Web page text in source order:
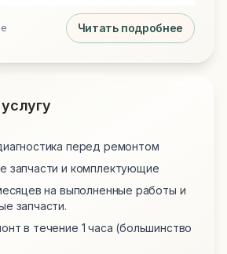
Читать подробнее
перед ремонтом
запчасти и комплектующие
на выполненные работы и
запчасти.
в течение 1 часа (большинство